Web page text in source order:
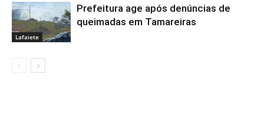
Lafaiete
Prefeitura age após denúncias de
queimadas em Tamareiras